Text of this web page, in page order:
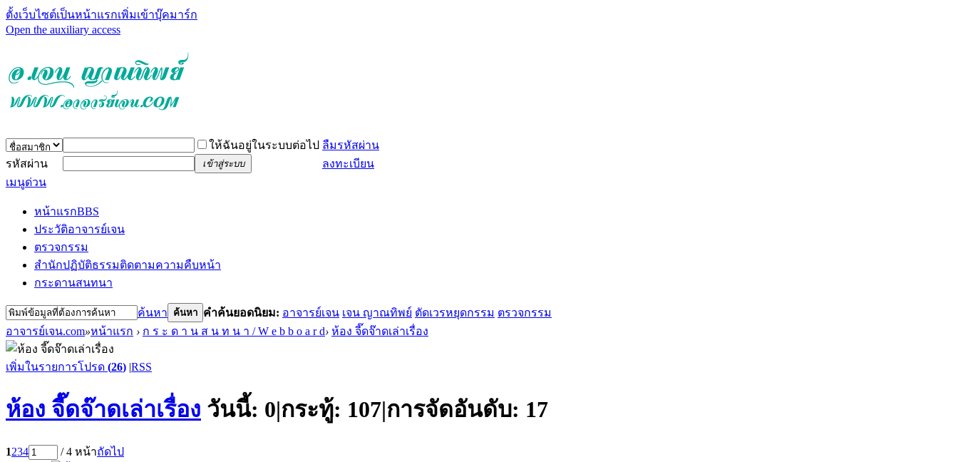
ตั้งเว็บไซต์เป็นหน้าแรกเพิ่มเข้าบุ๊คมาร์ก
Open the auxiliary access
ให้ฉันอยู่ในระบบต่อไป ลืมรหัสผ่าน
รหัสผ่าน
เข้าสู่ระบบ
ลงทะเบียน
เมนูด่วน
หน้าแรกBBS
ประวัติอาจารย์เจน
ตรวจกรรม
สำนักปฏิบัติธรรมติดตามความคืบหน้า
กระดานสนทนา
ค้นหา ค้นหา คำค้นยอดนิยม: อาจารย์เจน เจน ญาณทิพย์ ตัดเวรหยุดกรรม ตรวจกรรม
อาจารย์เจน.com»หน้าแรก › ก ร ะ ด า น ส น ท น า / W e b b o a r d› ห้อง จี๊ดจ๊าดเล่าเรื่อง
เพิ่มในรายการโปรด (26) |RSS
ห้อง จี๊ดจ๊าดเล่าเรื่อง วันนี้: 0|กระทู้: 107|การจัดอันดับ: 17
1234 / 4 หน้าถัดไป